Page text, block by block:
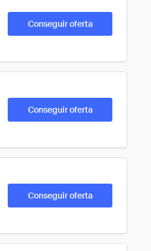
Conseguir oferta
Conseguir oferta
Conseguir oferta